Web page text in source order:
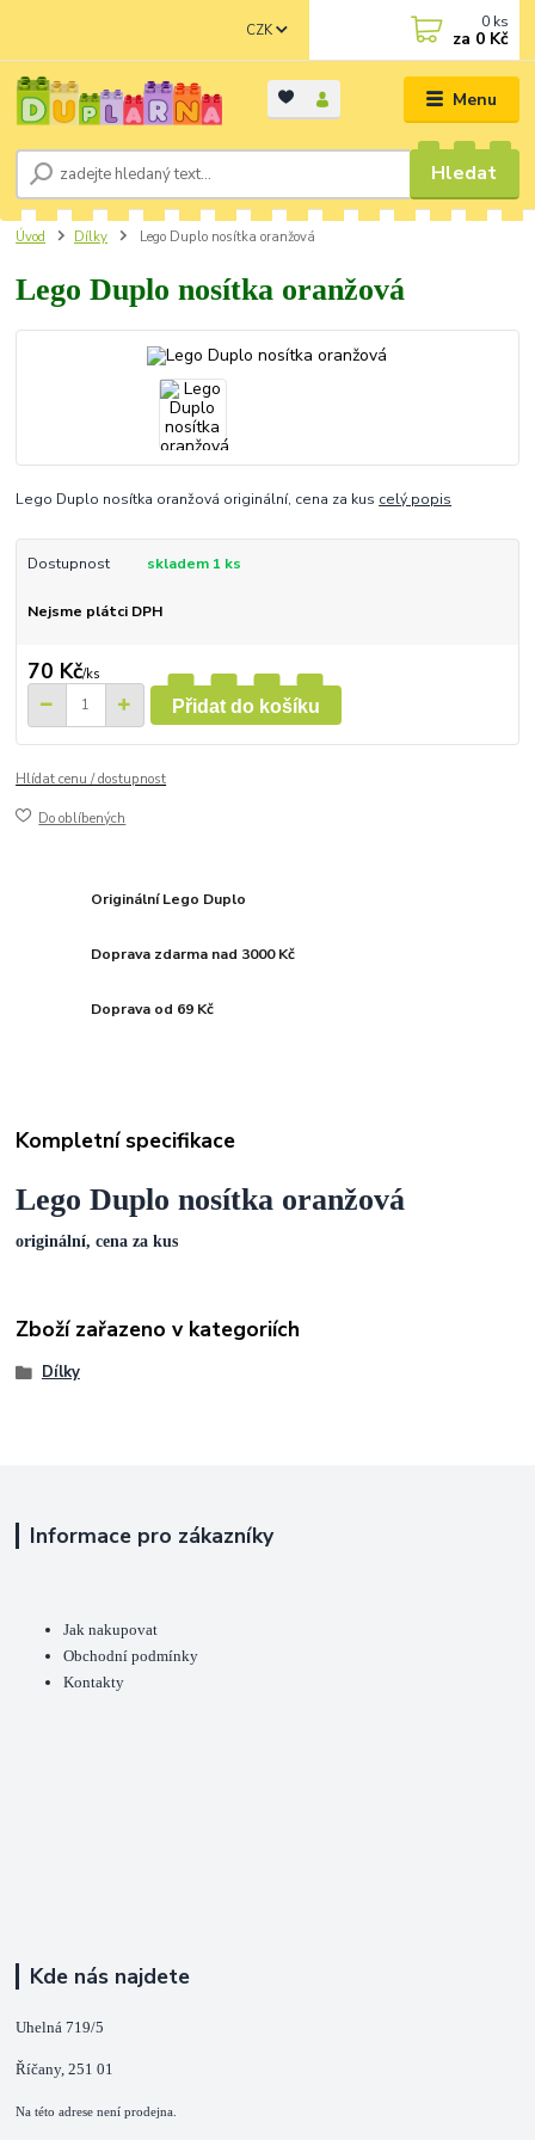
Menu
CZK
Hledat
0 ks
za 0 Kč
Úvod Dílky Lego Duplo nosítka oranžová
Lego Duplo nosítka oranžová
Lego Duplo nosítka oranžová originální, cena za kus celý popis
Dostupnost skladem 1 ks
Nejsme plátci DPH
70 Kč/ks
Přidat do košíku
Hlídat cenu / dostupnost
Do oblíbených
Originální Lego Duplo
Doprava zdarma nad 3000 Kč
Doprava od 69 Kč
Kompletní specifikace
Lego Duplo nosítka oranžová
originální, cena za kus
Zboží zařazeno v kategoriích
Dílky
Informace pro zákazníky
Jak nakupovat
Obchodní podmínky
Kontakty
Kde nás najdete
Uhelná 719/5
Říčany, 251 01
Na této adrese není prodejna.